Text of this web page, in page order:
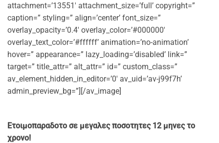
attachment=’13551′ attachment_size=’full’ copyright=”
caption=” styling=” align=’center’ font_size=”
overlay_opacity=’0.4′ overlay_color=’#000000′
overlay_text_color=’#ffffff’ animation=’no-animation’
hover=” appearance=” lazy_loading=’disabled’ link=”
target=” title_attr=” alt_attr=” id=” custom_class=”
av_element_hidden_in_editor=’0′ av_uid=’av-j99f7h’
admin_preview_bg=”][/av_image]
Ετοιμοπαραδοτo σε μεγαλες ποσοτητες 12 μηνες το
χρονο!